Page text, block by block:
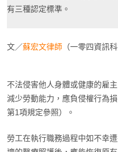
有三種認定標準。
文／蘇宏文律師 （一零四資訊
不法侵害他人身體或健康的雇
減少勞動能力，應負侵權行為
第1項規定參照）。
勞工在執行職務過程中如不幸